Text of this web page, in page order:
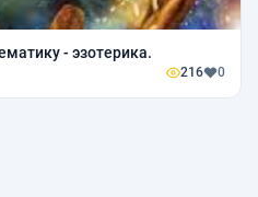
- эзотерика.
216 0